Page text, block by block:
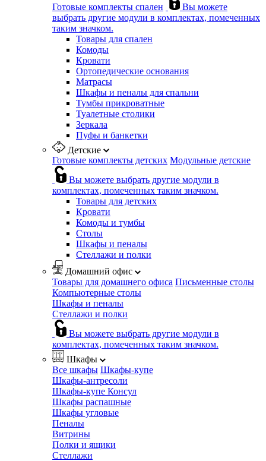
Готовые комплекты спален
Вы можете
выбрать другие модули в комплектах, помеченных
таким значком.
Товары для спален
Комоды
Кровати
Ортопедические основания
Матрасы
Шкафы и пеналы для спальни
Тумбы прикроватные
Туалетные столики
Зеркала
Пуфы и банкетки
Детские
Готовые комплекты детских Модульные детские
Вы можете выбрать другие модули в
комплектах, помеченных таким значком.
Товары для детских
Кровати
Комоды и тумбы
Столы
Шкафы и пеналы
Стеллажи и полки
Домашний офис
Товары для домашнего офиса Письменные столы
Компьютерные столы
Шкафы и пеналы
Стеллажи и полки
Вы можете выбрать другие модули в
комплектах, помеченных таким значком.
Шкафы
Все шкафы Шкафы-купе
Шкафы-антресоли
Шкафы-купе Консул
Шкафы распашные
Шкафы угловые
Пеналы
Витрины
Полки и ящики
Стеллажи